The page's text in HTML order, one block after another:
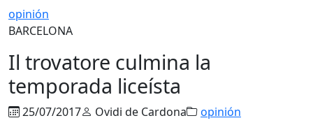
opinión
BARCELONA
Il trovatore culmina la
temporada liceísta
25/07/2017 Ovidi de Cardona opinión